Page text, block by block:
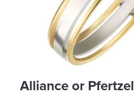
BONNES
CARTES
IDÉE CADEAUX
QUI SOMMES
BLOG
Alliance or